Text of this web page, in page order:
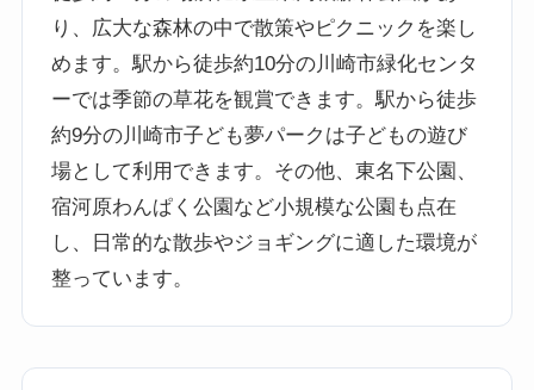
り、広大な森林の中で散策やピクニックを楽し
めます。駅から徒歩約10分の川崎市緑化センタ
ーでは季節の草花を観賞できます。駅から徒歩
約9分の川崎市子ども夢パークは子どもの遊び
場として利用できます。その他、東名下公園、
宿河原わんぱく公園など小規模な公園も点在
し、日常的な散歩やジョギングに適した環境が
整っています。